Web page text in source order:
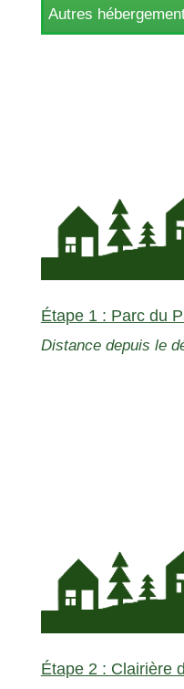
Autres
Étape 1 : Parc du
Distance depuis le
Étape 2 : Clairière